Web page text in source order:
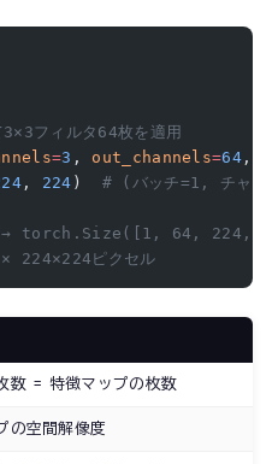
フィルタ64枚を適用
=3 , out_channels=64 ,
, 224 ) # (バッチ=1, チャ
torch.Size([1, 64, 224,
224×224ピクセル
数 = 特徴マップの枚数
の空間解像度